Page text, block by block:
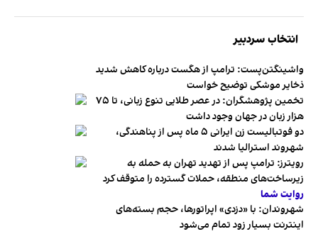
انتخاب سردبیر
واشینگتن‌پست: ترامپ از هگست درباره کاهش شدید
ذخایر موشکی توضیح خواست
تخمین پژوهشگران: در عصر طلایی تنوع زبانی، تا ۷۵
هزار زبان در جهان وجود داشت
دو فوتبالیست زن ایرانی ۵ ماه پس از پناهندگی،
شهروند استرالیا شدند
رویترز: ترامپ پس از تهدید تهران به حمله به
زیرساخت‌های منطقه، حملات گسترده را متوقف کرد
روایت شما
شهروندان:‌ با «دزدی» اپراتورها، حجم بسته‌های
اینترنت بسیار زود تمام می‌شود